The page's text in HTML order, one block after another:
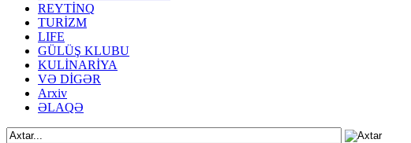
REYTİNQ
TURİZM
LIFE
GÜLÜŞ KLUBU
KULİNARİYA
VƏ DİGƏR
Arxiv
ƏLAQƏ